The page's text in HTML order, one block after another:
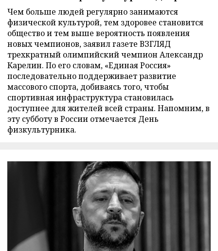
Чем больше людей регулярно занимаются
физической культурой, тем здоровее становится
общество и тем выше вероятность появления
новых чемпионов, заявил газете ВЗГЛЯД
трехкратный олимпийский чемпион Александр
Карелин. По его словам, «Единая Россия»
последовательно поддерживает развитие
массового спорта, добиваясь того, чтобы
спортивная инфраструктура становилась
доступнее для жителей всей страны. Напомним, в
эту субботу в России отмечается День
физкультурника.